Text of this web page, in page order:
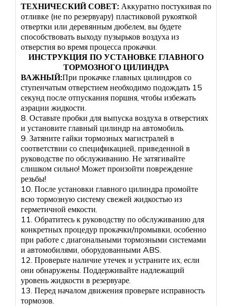
ТЕХНИЧЕСКИЙ СОВЕТ: Аккуратно постукивая по
отливке (не по резервуару) пластиковой рукояткой
отвертки или деревянным дюбелем, вы будете
способствовать выходу пузырьков воздуха из
отверстия во время процесса прокачки.
ИНСТРУКЦИЯ ПО УСТАНОВКЕ ГЛАВНОГО
ТОРМОЗНОГО ЦИЛИНДРА
ВАЖНЫЙ:При прокачке главных цилиндров со
ступенчатым отверстием необходимо подождать 15
секунд после отпускания поршня, чтобы избежать
аэрации жидкости.
8. Оставьте пробки для выпуска воздуха в отверстиях
и установите главный цилиндр на автомобиль.
9. Затяните гайки тормозных магистралей в
соответствии со спецификацией, приведенной в
руководстве по обслуживанию. Не затягивайте
слишком сильно! Может произойти повреждение
резьбы!
10. После установки главного цилиндра промойте
всю тормозную систему свежей жидкостью из
герметичной емкости.
11. Обратитесь к руководству по обслуживанию для
конкретных процедур прокачки/промывки, особенно
при работе с диагональными тормозными системами
и автомобилями, оборудованными ABS.
12. Проверьте наличие утечек и устраните их, если
они обнаружены. Поддерживайте надлежащий
уровень жидкости в резервуаре.
13. Перед началом движения проверьте исправность
тормозов.